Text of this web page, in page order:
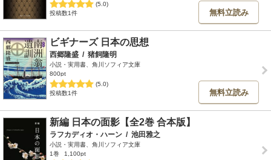
(5.0)
投稿数1件
無料立読み
ビギナーズ 日本の思想
西郷隆盛 / 猪飼隆明
小説・実用書、角川ソフィア文庫
800pt
(5.0)
投稿数1件
無料立読み
新編 日本の面影【全2巻 合本版】
ラフカディオ・ハーン / 池田雅之
小説・実用書、角川ソフィア文庫
1巻
1,100pt